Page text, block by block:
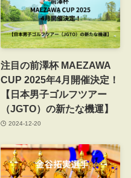
注目の前澤杯 MAEZAWA
CUP 2025年4月開催決定！
【日本男子ゴルフツアー
（JGTO）の新たな機運】
2024-12-20